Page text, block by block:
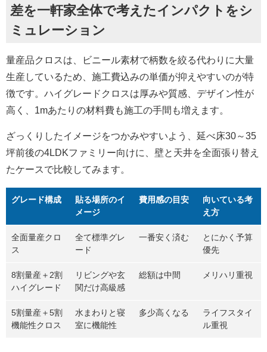
差を一軒家全体で考えたインパクトをシ
ミュレーション
量産品クロスは、ビニール素材で柄数を絞る代わりに大量
生産しているため、施工費込みの単価が抑えやすいのが特
徴です。ハイグレードクロスは厚みや質感、デザイン性が
高く、1mあたりの材料費も施工の手間も増えます。
ざっくりしたイメージをつかみやすいよう、延べ床30～35
坪前後の4LDKファミリー向けに、壁と天井を全面張り替え
たケースで比較してみます。
グレード構成
貼る場所のイ
メージ
費用感の目安
向いている考
え方
全面量産クロ
ス
全て標準グレ
ード
一番安く済む
とにかく予算
優先
8割量産＋2割
ハイグレード
リビングや玄
関だけ高級感
総額は中間 メリハリ重視
5割量産＋5割
機能性クロス
水まわりと寝
室に機能性
多少高くなる
ライフスタイ
ル重視